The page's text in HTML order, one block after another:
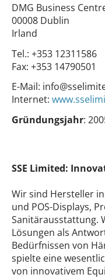
DMG Business
00008 Dublin
Irland
Tel.: +353 12311586
Fax: +353 14790501
E-Mail:
Internet:
Gründungsjahr:
SSE Limited:
Wir sind Hersteller
und POS-Displays,
Sanitärausstattung.
Lösungen als
Bedürfnissen von
spielte eine
von innovativem